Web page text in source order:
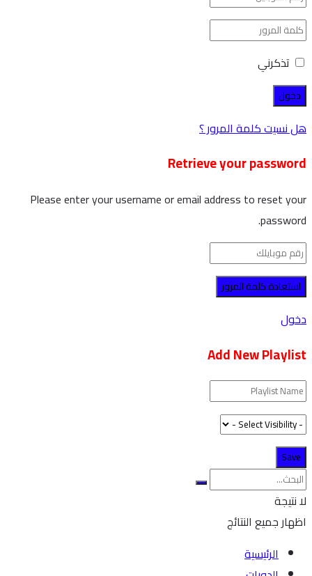
تذكرني
هل نسيت كلمة المرور ؟
Retrieve your password
Please enter your username or email address to reset your
password.
دخول
Add New Playlist
لا نتيجة
اظهار جميع النتائج
الرئيسية